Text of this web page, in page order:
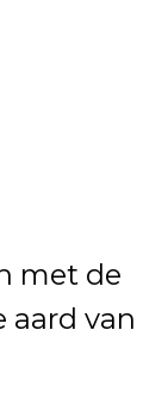
met de
aard van